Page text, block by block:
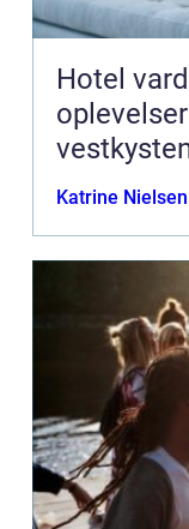
Hotel varde
Katrine Nielsen